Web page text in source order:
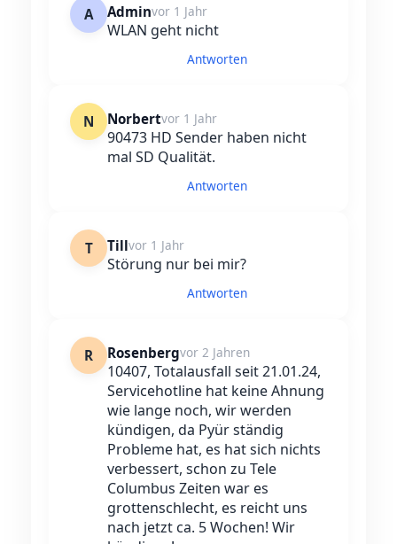
A Adminvor 1 Jahr
WLAN geht nicht
Antworten
N Norbertvor 1 Jahr
90473 HD Sender haben nicht
mal SD Qualität.
Antworten
T Tillvor 1 Jahr
Störung nur bei mir?
Antworten
R Rosenbergvor 2 Jahren
10407, Totalausfall seit 21.01.24,
Servicehotline hat keine Ahnung
wie lange noch, wir werden
kündigen, da Pyür ständig
Probleme hat, es hat sich nichts
verbessert, schon zu Tele
Columbus Zeiten war es
grottenschlecht, es reicht uns
nach jetzt ca. 5 Wochen! Wir